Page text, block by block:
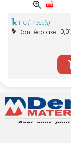
1€TTC / Pièce(s)
Dont écotaxe : 0,01